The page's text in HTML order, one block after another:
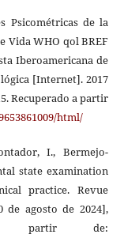
Psicométricas de la
Vida WHO qol BREF
Iberoamericana de
[Internet]. 2017
Recuperado a partir
html/
I., Bermejo-
state examination
practice. Revue
agosto de 2024],
a partir de: